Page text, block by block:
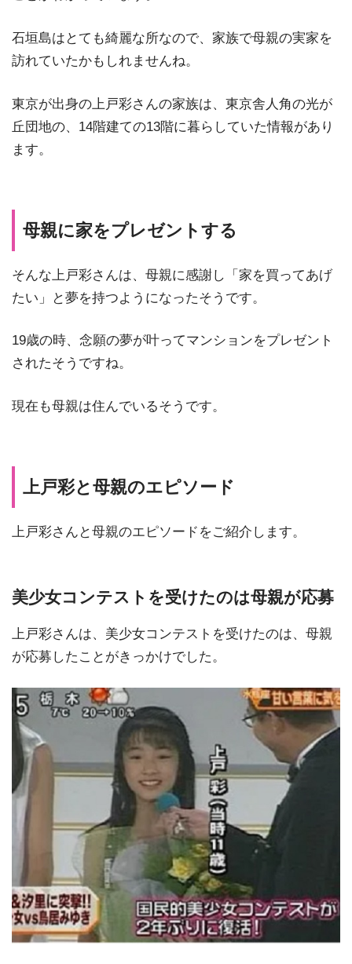
石垣島はとても綺麗な所なので、家族で母親の実家を
訪れていたかもしれませんね。
東京が出身の上戸彩さんの家族は、東京舎人角の光が
丘団地の、14階建ての13階に暮らしていた情報があり
ます。
母親に家をプレゼントする
そんな上戸彩さんは、母親に感謝し「家を買ってあげ
たい」と夢を持つようになったそうです。
19歳の時、念願の夢が叶ってマンションをプレゼント
されたそうですね。
現在も母親は住んでいるそうです。
上戸彩と母親のエピソード
上戸彩さんと母親のエピソードをご紹介します。
美少女コンテストを受けたのは母親が応募
上戸彩さんは、美少女コンテストを受けたのは、母親
が応募したことがきっかけでした。